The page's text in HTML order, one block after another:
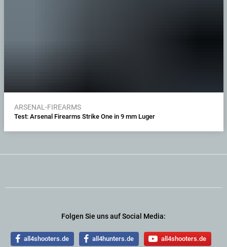
ARSENAL-FIREARMS
Test: Arsenal Firearms Strike One in 9 mm Luger
Folgen Sie uns auf Social Media:
all4shooters.de all4hunters.de all4shooters.de